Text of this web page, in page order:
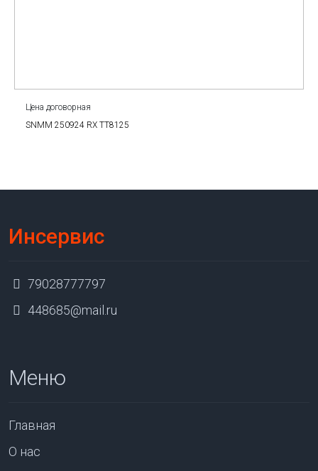
Цена договорная
SNMM 250924 RX TT8125
Инсервис
79028777797
448685@mail.ru
Меню
Главная
О нас